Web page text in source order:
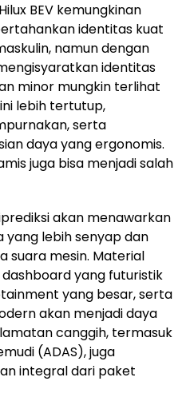
BEV kemungkinan
identitas kuat
namun dengan
identitas
minor mungkin terlihat
lebih tertutup,
serta
daya yang ergonomis.
juga bisa menjadi salah
akan menawarkan
lebih senyap dan
suara mesin. Material
yang futuristik
yang besar, serta
akan menjadi daya
canggih, termasuk
(ADAS), juga
integral dari paket